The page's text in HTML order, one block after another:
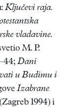
Ključevi raja.
vladavine.
M. P.
Dani
u Budimu i
Izabrane
1994) i